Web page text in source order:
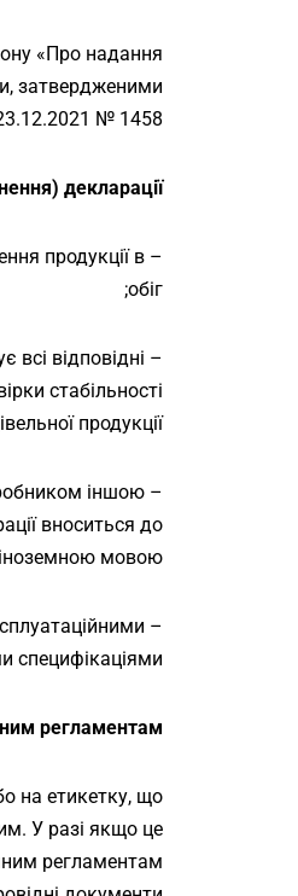
«Про надання
затвердженими
№ 1458.
декларації:
продукції в
обіг;
всі відповідні
стабільності
продукції;
іншою
вноситься до
іноземною мовою;
специфікаціями.
регламентам
на етикетку, що
У разі якщо це
регламентам